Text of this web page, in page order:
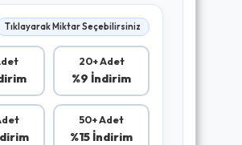
Tıklayarak Miktar Seçebilirsiniz
20+ Adet
%9 İndirim
50+ Adet
%15 İndirim